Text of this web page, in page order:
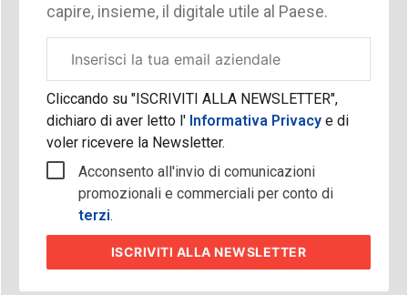
capire, insieme, il digitale utile al Paese.
aziendale
Cliccando su "ISCRIVITI ALLA NEWSLETTER",
dichiaro di aver letto l'Informativa Privacy e di
voler ricevere la Newsletter.
Acconsento all'invio di comunicazioni
promozionali e commerciali per conto di
terzi.
ISCRIVITI ALLA NEWSLETTER